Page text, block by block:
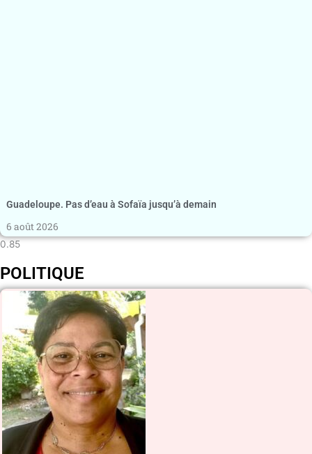
Guadeloupe. Pas d’eau à Sofaïa jusqu’à demain
6 août 2026
POLITIQUE